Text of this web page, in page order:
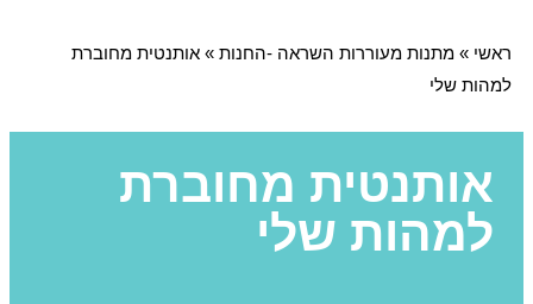
ראשי » מתנות מעוררות השראה -החנות » אותנטית מחוברת
למהות שלי
אותנטית מחוברת
למהות שלי